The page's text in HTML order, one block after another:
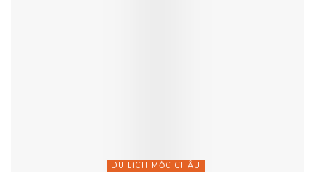
DU LỊCH MỘC CHÂU